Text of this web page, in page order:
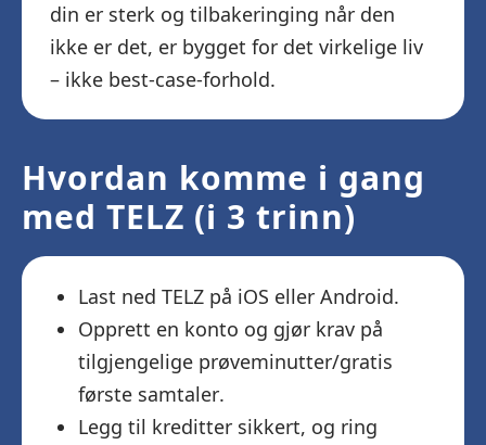
din er sterk og tilbakeringing når den
ikke er det, er bygget for det virkelige liv
– ikke best-case-forhold.
Hvordan komme i gang
med TELZ (i 3 trinn)
Last ned TELZ på iOS eller Android.
Opprett en konto og gjør krav på
tilgjengelige prøveminutter/gratis
første samtaler.
Legg til kreditter sikkert, og ring